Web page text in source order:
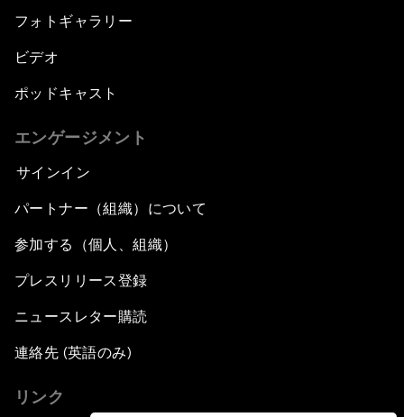
フォトギャラリー
ビデオ
ポッドキャスト
エンゲージメント
サインイン
パートナー（組織）について
参加する（個人、組織）
プレスリリース登録
ニュースレター購読
連絡先 (英語のみ)
リンク